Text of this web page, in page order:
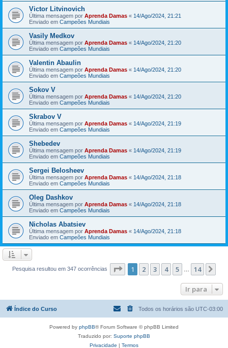
Victor Litvinovich
Última mensagem por Aprenda Damas « 14/Ago/2024, 21:21
Enviado em Campeões Mundiais
Vasily Medkov
Última mensagem por Aprenda Damas « 14/Ago/2024, 21:20
Enviado em Campeões Mundiais
Valentin Abaulin
Última mensagem por Aprenda Damas « 14/Ago/2024, 21:20
Enviado em Campeões Mundiais
Sokov V
Última mensagem por Aprenda Damas « 14/Ago/2024, 21:20
Enviado em Campeões Mundiais
Skrabov V
Última mensagem por Aprenda Damas « 14/Ago/2024, 21:19
Enviado em Campeões Mundiais
Shebedev
Última mensagem por Aprenda Damas « 14/Ago/2024, 21:19
Enviado em Campeões Mundiais
Sergei Belosheev
Última mensagem por Aprenda Damas « 14/Ago/2024, 21:18
Enviado em Campeões Mundiais
Oleg Dashkov
Última mensagem por Aprenda Damas « 14/Ago/2024, 21:18
Enviado em Campeões Mundiais
Nicholas Abatsiev
Última mensagem por Aprenda Damas « 14/Ago/2024, 21:18
Enviado em Campeões Mundiais
Pesquisa resultou em 347 ocorrências Página de 14
1 2 3 4 5 14
Ir para
Índice do Curso Todos os horários são UTC-03:00
Powered by phpBB® Forum Software © phpBB Limited
Traduzido por: Suporte phpBB
Privacidade | Termos